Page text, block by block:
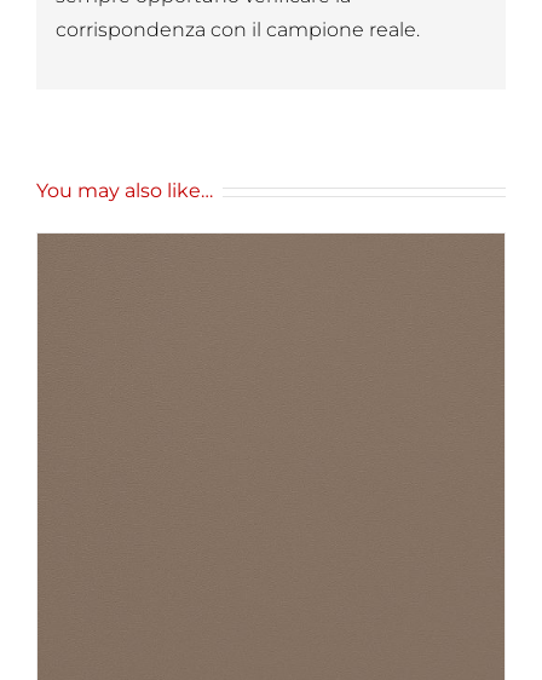
corrispondenza con il campione reale.
You may also like…